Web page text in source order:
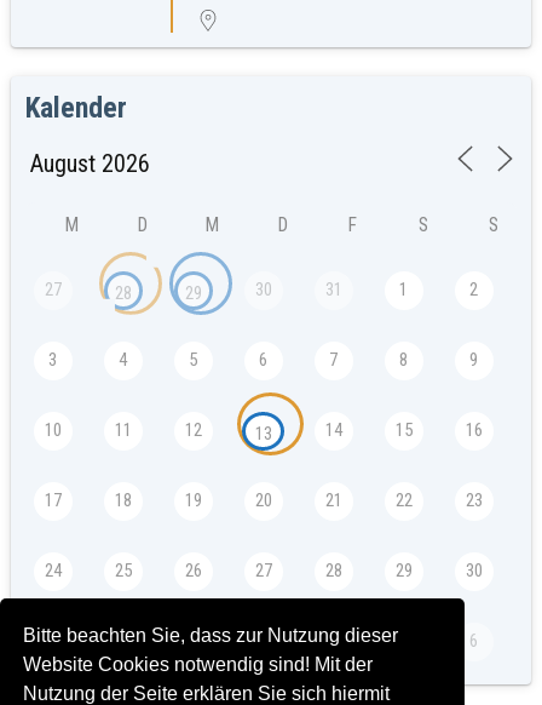
Bitte beachten Sie, dass zur Nutzung dieser
Website Cookies notwendig sind! Mit der
Nutzung der Seite erklären Sie sich hiermit
Kalender
M D M D F S S
27 28 29 30 31 1 2
3 4 5 6 7 8 9
10 11 12 13 14 15 16
17 18 19 20 21 22 23
24 25 26 27 28 29 30
31 1 2 3 4 6